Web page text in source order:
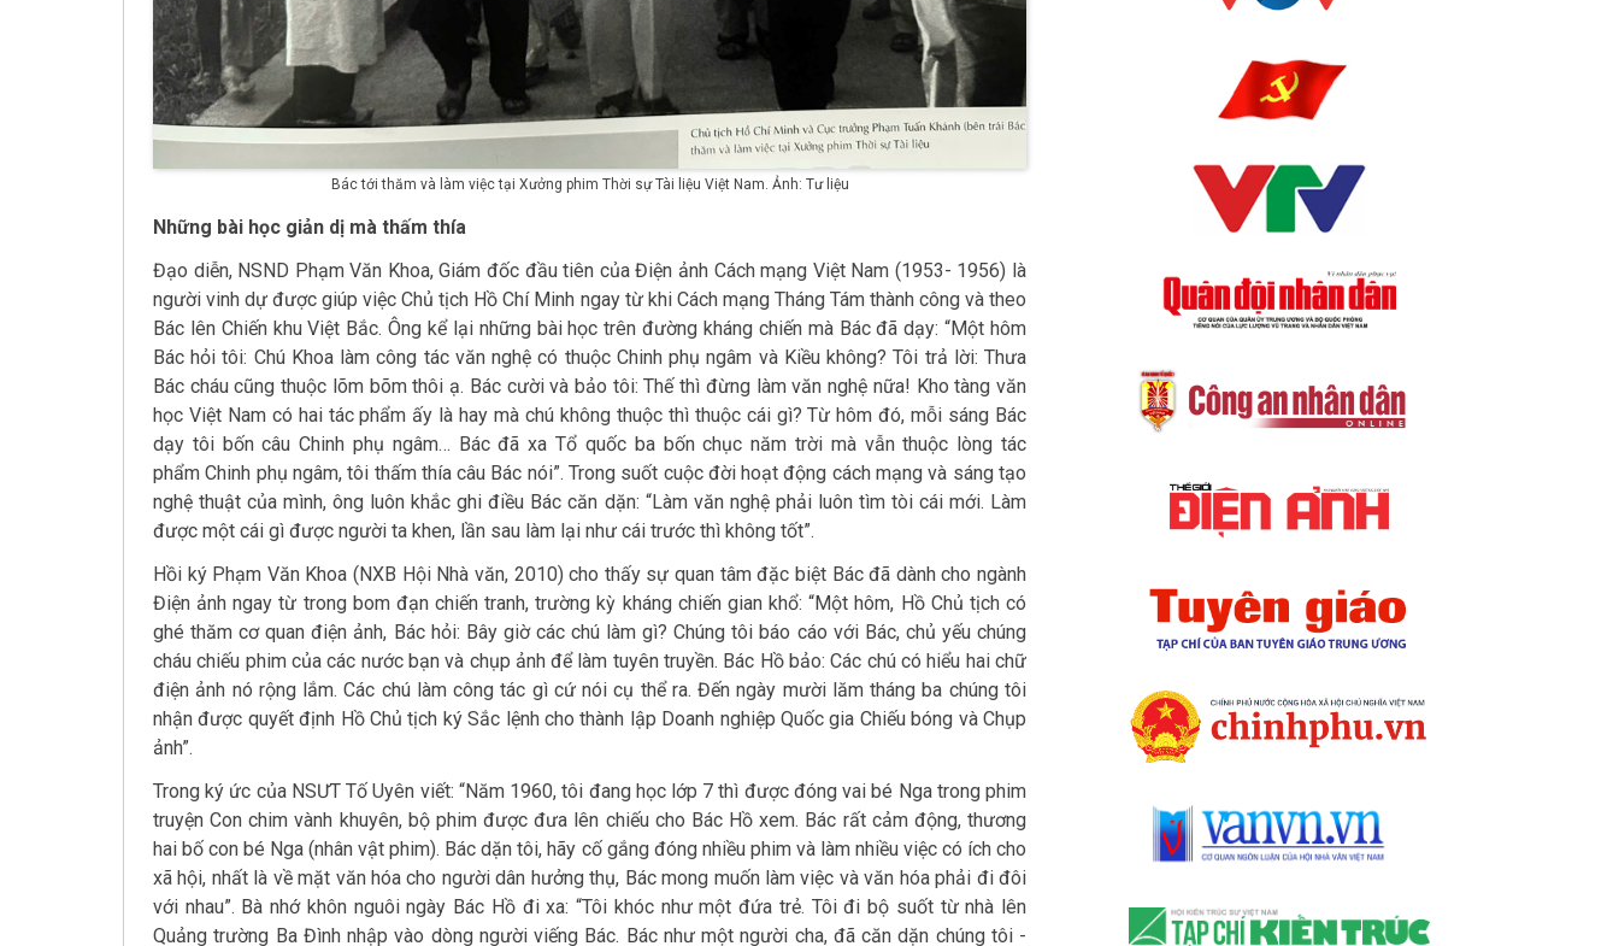
Bác tới thăm và làm việc tại Xưởng phim Thời sự Tài liệu Việt Nam. Ảnh: Tư liệu
Những bài học giản dị mà thấm thía
Đạo diễn, NSND Phạm Văn Khoa, Giám đốc đầu tiên của Điện ảnh Cách mạng Việt Nam (1953- 1956) là
người vinh dự được giúp việc Chủ tịch Hồ Chí Minh ngay từ khi Cách mạng Tháng Tám thành công và theo
Bác lên Chiến khu Việt Bắc. Ông kể lại những bài học trên đường kháng chiến mà Bác đã dạy: “Một hôm
Bác hỏi tôi: Chú Khoa làm công tác văn nghệ có thuộc Chinh phụ ngâm và Kiều không? Tôi trả lời: Thưa
Bác cháu cũng thuộc lõm bõm thôi ạ. Bác cười và bảo tôi: Thế thì đừng làm văn nghệ nữa! Kho tàng văn
học Việt Nam có hai tác phẩm ấy là hay mà chú không thuộc thì thuộc cái gì? Từ hôm đó, mỗi sáng Bác
dạy tôi bốn câu Chinh phụ ngâm… Bác đã xa Tổ quốc ba bốn chục năm trời mà vẫn thuộc lòng tác
phẩm Chinh phụ ngâm, tôi thấm thía câu Bác nói”. Trong suốt cuộc đời hoạt động cách mạng và sáng tạo
nghệ thuật của mình, ông luôn khắc ghi điều Bác căn dặn: “Làm văn nghệ phải luôn tìm tòi cái mới. Làm
được một cái gì được người ta khen, lần sau làm lại như cái trước thì không tốt”.
Hồi ký Phạm Văn Khoa (NXB Hội Nhà văn, 2010) cho thấy sự quan tâm đặc biệt Bác đã dành cho ngành
Điện ảnh ngay từ trong bom đạn chiến tranh, trường kỳ kháng chiến gian khổ: “Một hôm, Hồ Chủ tịch có
ghé thăm cơ quan điện ảnh, Bác hỏi: Bây giờ các chú làm gì? Chúng tôi báo cáo với Bác, chủ yếu chúng
cháu chiếu phim của các nước bạn và chụp ảnh để làm tuyên truyền. Bác Hồ bảo: Các chú có hiểu hai chữ
điện ảnh nó rộng lắm. Các chú làm công tác gì cứ nói cụ thể ra. Đến ngày mười lăm tháng ba chúng tôi
nhận được quyết định Hồ Chủ tịch ký Sắc lệnh cho thành lập Doanh nghiệp Quốc gia Chiếu bóng và Chụp
ảnh”.
Trong ký ức của NSƯT Tố Uyên viết: “Năm 1960, tôi đang học lớp 7 thì được đóng vai bé Nga trong phim
truyện Con chim vành khuyên, bộ phim được đưa lên chiếu cho Bác Hồ xem. Bác rất cảm động, thương
hai bố con bé Nga (nhân vật phim). Bác dặn tôi, hãy cố gắng đóng nhiều phim và làm nhiều việc có ích cho
xã hội, nhất là về mặt văn hóa cho người dân hưởng thụ, Bác mong muốn làm việc và văn hóa phải đi đôi
với nhau”. Bà nhớ khôn nguôi ngày Bác Hồ đi xa: “Tôi khóc như một đứa trẻ. Tôi đi bộ suốt từ nhà lên
Quảng trường Ba Đình nhập vào dòng người viếng Bác. Bác như một người cha, đã căn dặn chúng tôi -